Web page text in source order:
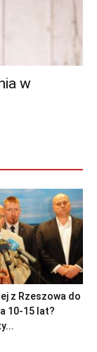
w
z Rzeszowa do
10-15 lat?